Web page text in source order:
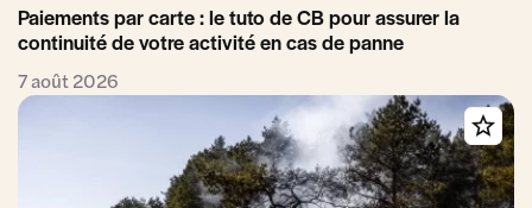
Paiements par carte : le tuto de CB pour assurer la
continuité de votre activité en cas de panne
7 août 2026